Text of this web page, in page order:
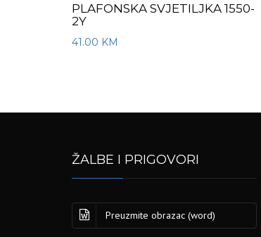
PLAFONSKA SVJETILJKA 1550-
2Y
41.00 KM
ŽALBE I PRIGOVORI
Preuzmite obrazac (word)